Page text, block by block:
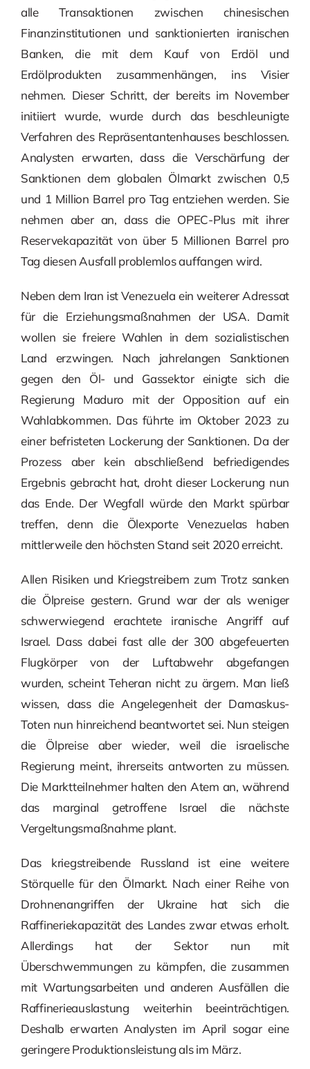
alle Transaktionen zwischen chinesischen
Finanzinstitutionen und sanktionierten iranischen
Banken, die mit dem Kauf von Erdöl und
Erdölprodukten zusammenhängen, ins Visier
nehmen. Dieser Schritt, der bereits im November
initiiert wurde, wurde durch das beschleunigte
Verfahren des Repräsentantenhauses beschlossen.
Analysten erwarten, dass die Verschärfung der
Sanktionen dem globalen Ölmarkt zwischen 0,5
und 1 Million Barrel pro Tag entziehen werden. Sie
nehmen aber an, dass die OPEC-Plus mit ihrer
Reservekapazität von über 5 Millionen Barrel pro
Tag diesen Ausfall problemlos auffangen wird.
Neben dem Iran ist Venezuela ein weiterer Adressat
für die Erziehungsmaßnahmen der USA. Damit
wollen sie freiere Wahlen in dem sozialistischen
Land erzwingen. Nach jahrelangen Sanktionen
gegen den Öl- und Gassektor einigte sich die
Regierung Maduro mit der Opposition auf ein
Wahlabkommen. Das führte im Oktober 2023 zu
einer befristeten Lockerung der Sanktionen. Da der
Prozess aber kein abschließend befriedigendes
Ergebnis gebracht hat, droht dieser Lockerung nun
das Ende. Der Wegfall würde den Markt spürbar
treffen, denn die Ölexporte Venezuelas haben
mittlerweile den höchsten Stand seit 2020 erreicht.
Allen Risiken und Kriegstreibern zum Trotz sanken
die Ölpreise gestern. Grund war der als weniger
schwerwiegend erachtete iranische Angriff auf
Israel. Dass dabei fast alle der 300 abgefeuerten
Flugkörper von der Luftabwehr abgefangen
wurden, scheint Teheran nicht zu ärgern. Man ließ
wissen, dass die Angelegenheit der Damaskus-
Toten nun hinreichend beantwortet sei. Nun steigen
die Ölpreise aber wieder, weil die israelische
Regierung meint, ihrerseits antworten zu müssen.
Die Marktteilnehmer halten den Atem an, während
das marginal getroffene Israel die nächste
Vergeltungsmaßnahme plant.
Das kriegstreibende Russland ist eine weitere
Störquelle für den Ölmarkt. Nach einer Reihe von
Drohnenangriffen der Ukraine hat sich die
Raffineriekapazität des Landes zwar etwas erholt.
Allerdings hat der Sektor nun mit
Überschwemmungen zu kämpfen, die zusammen
mit Wartungsarbeiten und anderen Ausfällen die
Raffinerieauslastung weiterhin beeinträchtigen.
Deshalb erwarten Analysten im April sogar eine
geringere Produktionsleistung als im März.